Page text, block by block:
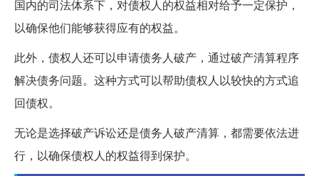
国内的司法体系下，对债权人的权益相对给予一定保护，
以确保他们能够获得应有的权益。
此外，债权人还可以申请债务人破产，通过破产清算程序
解决债务问题。这种方式可以帮助债权人以较快的方式追
回债权。
无论是选择破产诉讼还是债务人破产清算，都需要依法进
行，以确保债权人的权益得到保护。